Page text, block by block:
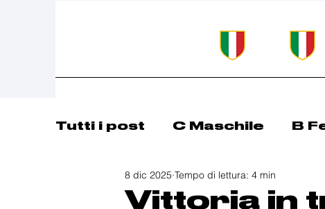
Tutti i post C Maschile B
Comunicazioni Basket
Vittoria in
8 dic 2025 Tempo di lettura: 4 min